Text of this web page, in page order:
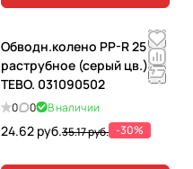
Обводн.колено PP-R 25
раструбное (серый цв.)
TEBO. 031090502
0 0 В наличии
24.62 руб.35.17 руб. -30%